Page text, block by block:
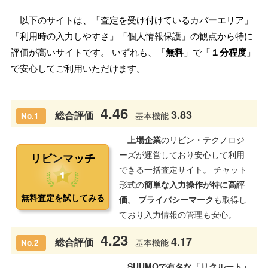
以下のサイトは、「査定を受け付けているカバーエリア」
「利用時の入力しやすさ」「個人情報保護」の観点から特に
評価が高いサイトです。 いずれも、「無料」で「 １分程度 」
で安心してご利用いただけます。